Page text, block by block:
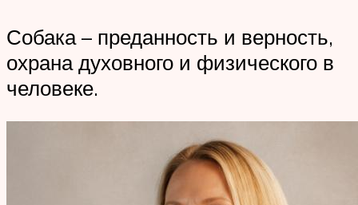
Собака – преданность и верность,
охрана духовного и физического в
человеке.